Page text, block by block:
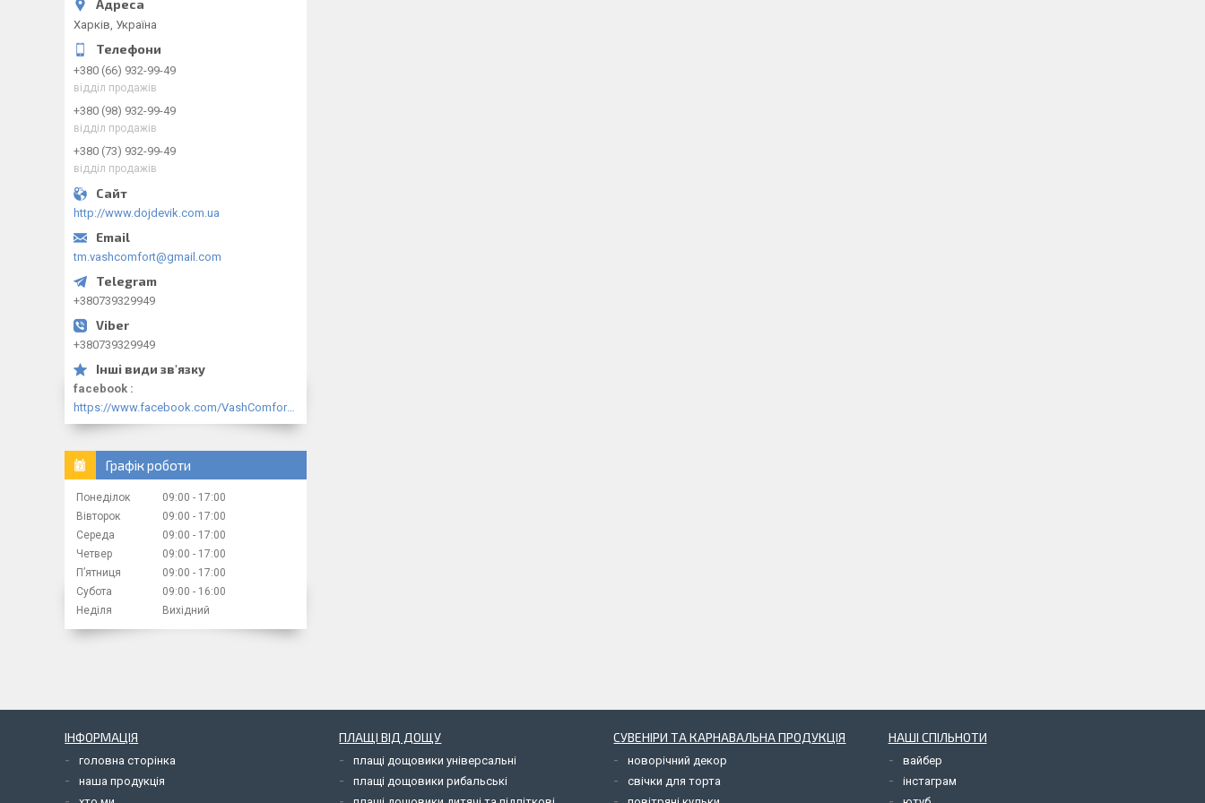
Харків, Україна
+380 (66) 932-99-49
відділ продажів
+380 (98) 932-99-49
відділ продажів
+380 (73) 932-99-49
відділ продажів
http://www.dojdevik.com.ua
tm.vashcomfort@gmail.com
+380739329949
+380739329949
facebook
https://www.facebook.com/VashComfort.ua/
Графік роботи
Понеділок 09:00
17:00
Вівторок
09:00
17:00
Середа
09:00
17:00
Четвер
09:00
17:00
Пʼятниця
09:00
17:00
Субота
09:00
16:00
Неділя
Вихідний
ІНФОРМАЦІЯ
головна сторінка
наша продукція
ПЛАЩІ ВІД ДОЩУ
плащі дощовики універсальні
плащі дощовики рибальські
СУВЕНІРИ ТА КАРНАВАЛЬНА ПРОДУКЦІЯ
новорічний декор
свічки для торта
НАШІ СПІЛЬНОТИ
вайбер
інстаграм